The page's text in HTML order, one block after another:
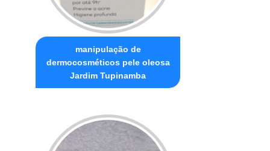
manipulação de
dermocosméticos pele oleosa
Jardim Tupinamba